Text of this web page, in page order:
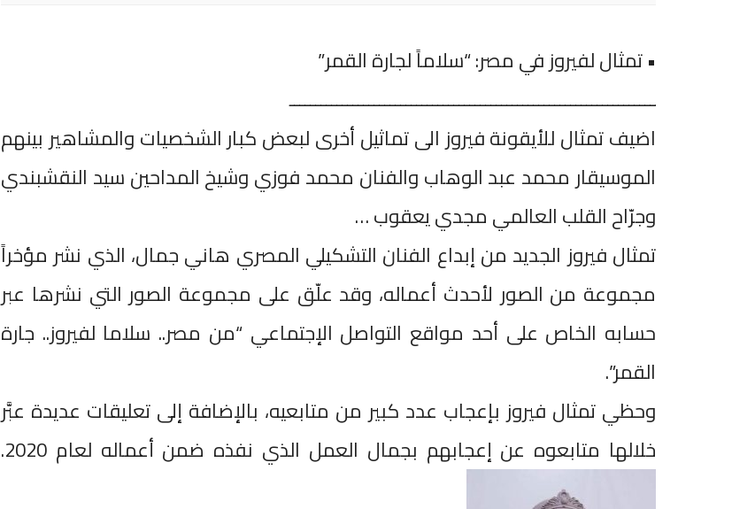
• تمثال لفيروز في مصر: “سلاماً لجارة القمر”
ـــــــــــــــــــــــــــــــــــــــــــــــــــــــــــــــــــــ
اضيف تمثال للأيقونة فيروز الى تماثيل أخرى لبعض كبار الشخصيات والمشاهير بينهم
الموسيقار محمد عبد الوهاب والفنان محمد فوزي وشيخ المداحين سيد النقشبندي
وجرّاح القلب العالمي مجدي يعقوب …
تمثال فيروز الجديد من إبداع الفنان التشكيلي المصري هاني جمال، الذي نشر مؤخراً
مجموعة من الصور لأحدث أعماله، وقد علّق على مجموعة الصور التي نشرها عبر
حسابه الخاص على أحد مواقع التواصل الإجتماعي “من مصر.. سلاما لفيروز.. جارة
القمر”.
وحظي تمثال فيروز بإعجاب عدد كبير من متابعيه، بالإضافة إلى تعليقات عديدة عبَّر
خلالها متابعوه عن إعجابهم بجمال العمل الذي نفذه ضمن أعماله لعام 2020.